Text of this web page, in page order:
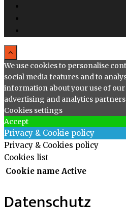
We use cookies to personalise
social media features and to
information about your use of our
advertising and analytics
Cookies settings
Accept
Privacy & Cookie policy
Privacy & Cookies policy
Cookies list
Cookie name Active